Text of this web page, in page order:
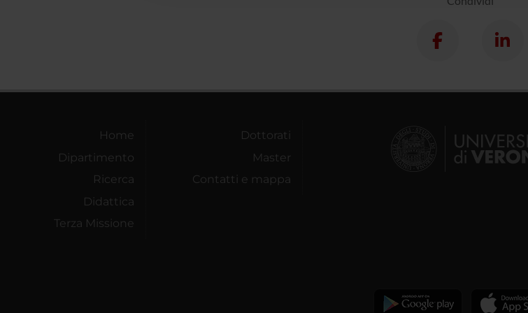
Home
Dipartimento
Ricerca
Didattica
Terza Missione
Dottorati
Master
Contatti e mappa